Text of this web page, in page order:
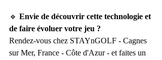
🔹 Envie de découvrir cette technologie et
de faire évoluer votre jeu ?
Rendez-vous chez STAYnGOLF - Cagnes
sur Mer, France - Côte d'Azur - et faites un